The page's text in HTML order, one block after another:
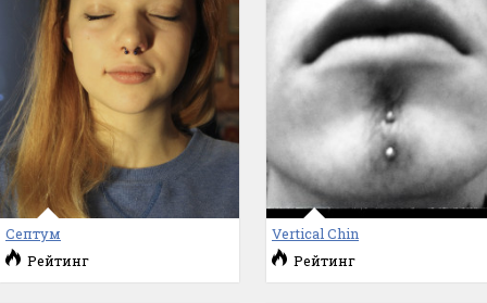
Септум
Рейтинг
Vertical Chin
Рейтинг